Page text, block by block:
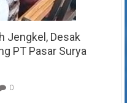
Jengkel, Desak
PT Pasar Surya
0